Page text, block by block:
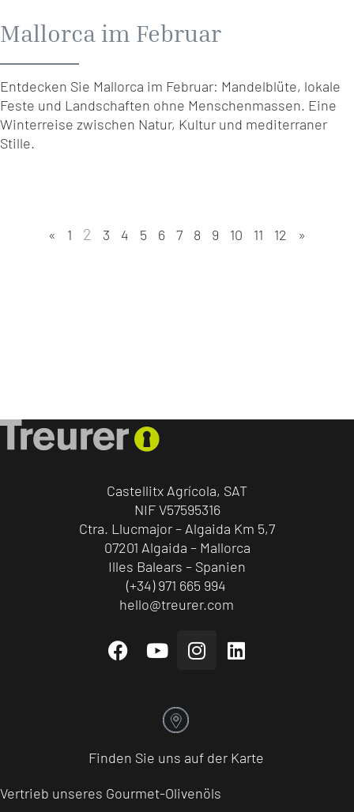
Mallorca im Februar
Entdecken Sie Mallorca im Februar: Mandelblüte, lokale
Feste und Landschaften ohne Menschenmassen. Eine
Winterreise zwischen Natur, Kultur und mediterraner
Stille.
« 1 2 3 4 5 6 7 8 9 10 11 12 »
Castellitx Agrícola, SAT
NIF V57595316
Ctra. Llucmajor – Algaida Km 5,7
07201 Algaida – Mallorca
Illes Balears – Spanien
(+34) 971 665 994
hello@treurer.com
Finden Sie uns auf der Karte
Vertrieb unseres Gourmet-Olivenöls